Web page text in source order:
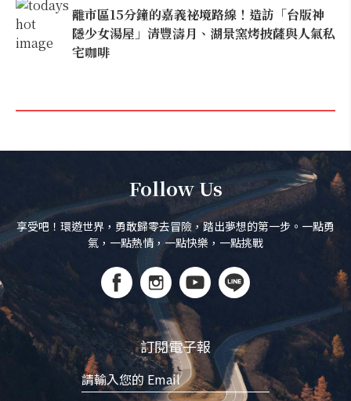
離市區15分鐘的嘉義祕境路線！造訪「台版神
隱少女湯屋」清豐濤月、湖景窯烤披薩與人氣私
宅咖啡
Follow Us
享受吧！環遊世界，勇敢歸零去冒險，踏出夢想的第一步。一點勇
氣，一點熱情，一點快樂，一點挑戰
訂閱電子報